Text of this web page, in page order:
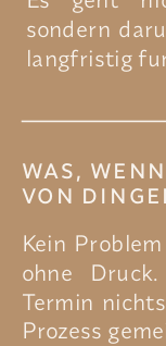
Kein
ohne
Termin
Prozess
WAS,
VON
sondern
langfristig